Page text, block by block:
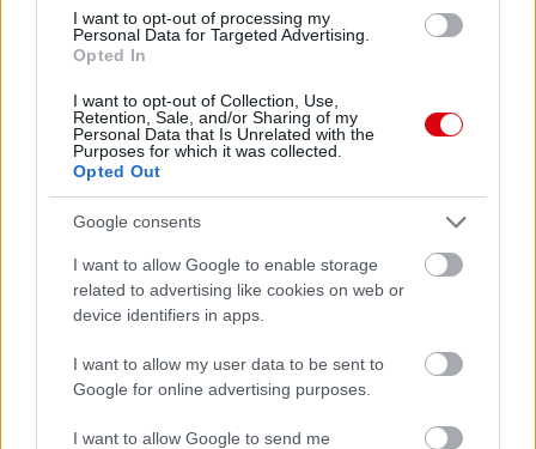
I want to opt-out of processing my
Personal Data for Targeted Advertising.
Opted In
I want to opt-out of Collection, Use,
Retention, Sale, and/or Sharing of my
Personal Data that Is Unrelated with the
Purposes for which it was collected.
Opted Out
Google consents
I want to allow Google to enable storage
related to advertising like cookies on web or
device identifiers in apps.
I want to allow my user data to be sent to
Google for online advertising purposes.
I want to allow Google to send me
Meccs Center
Paris Saint-Germainvs
Manchester United